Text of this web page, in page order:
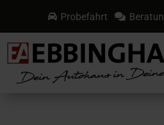
 Probefahrt 